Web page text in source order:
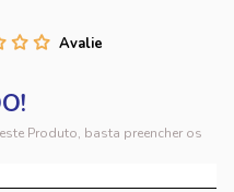
Produto, basta preencher os